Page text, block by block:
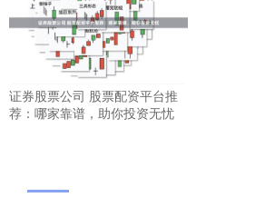
证券股票公司 股票配资平台推
荐：哪家靠谱，助你投资无忧